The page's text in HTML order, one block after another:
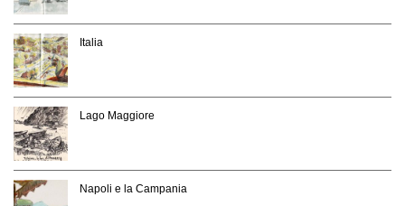
Italia
Lago Maggiore
Napoli e la Campania